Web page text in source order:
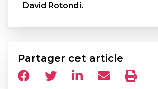
David Rotondi.
Partager cet article